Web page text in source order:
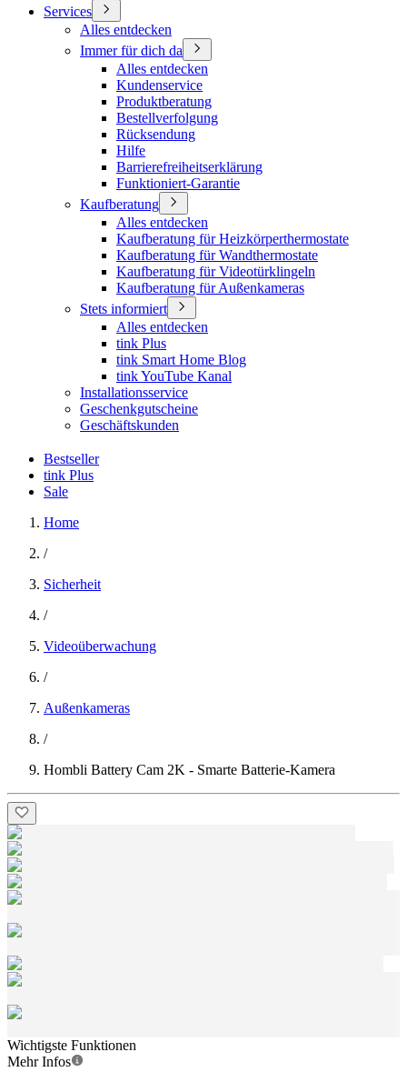
Services
Alles entdecken
Immer für dich da
Alles entdecken
Kundenservice
Produktberatung
Bestellverfolgung
Rücksendung
Hilfe
Barrierefreiheitserklärung
Funktioniert-Garantie
Kaufberatung
Alles entdecken
Kaufberatung für Heizkörperthermostate
Kaufberatung für Wandthermostate
Kaufberatung für Videotürklingeln
Kaufberatung für Außenkameras
Stets informiert
Alles entdecken
tink Plus
tink Smart Home Blog
tink YouTube Kanal
Installationsservice
Geschenkgutscheine
Geschäftskunden
Bestseller
tink Plus
Sale
Home
/
Sicherheit
/
Videoüberwachung
/
Außenkameras
/
Hombli Battery Cam 2K - Smarte Batterie-Kamera
Wichtigste Funktionen
Mehr Infos